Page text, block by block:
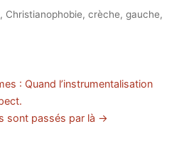
, Christianophobie, crèche, gauche,
: Quand l’instrumentalisation
sont passés par là →